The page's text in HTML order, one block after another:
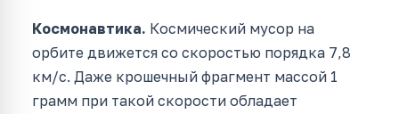
Космонавтика. Космический мусор на
орбите движется со скоростью порядка 7,8
км/с. Даже крошечный фрагмент массой 1
грамм при такой скорости обладает